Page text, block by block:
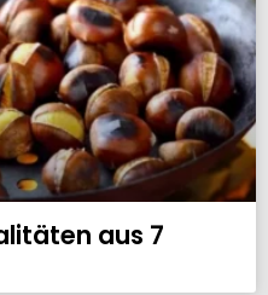
aus 7